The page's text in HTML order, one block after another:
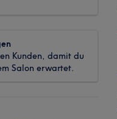
Kunden, damit du
Salon erwartet.